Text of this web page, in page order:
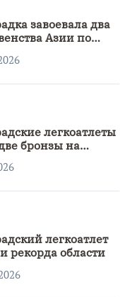
завоевала два
Азии по
легкоатлеты
бронзы на
легкоатлет
рекорда области